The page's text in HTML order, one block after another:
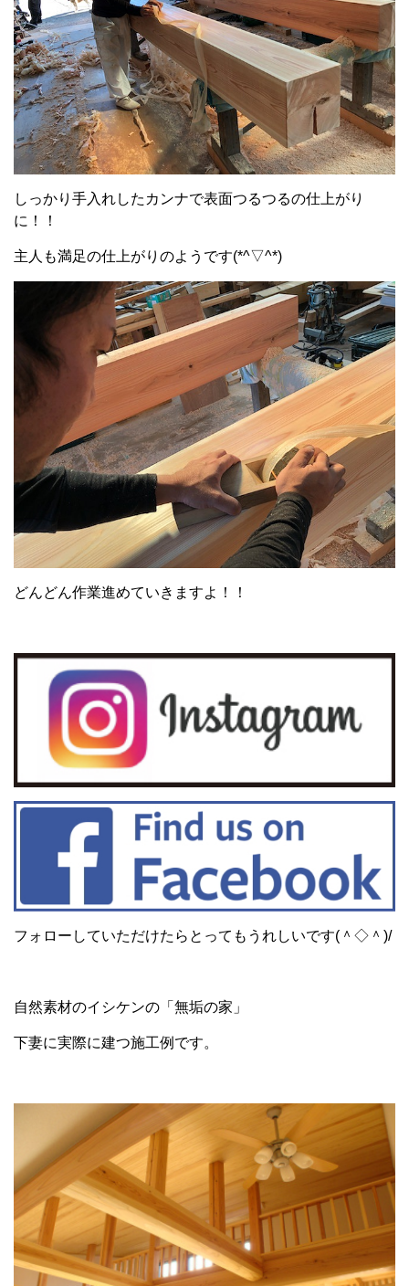
しっかり手入れしたカンナで表面つるつるの仕上がり
に！！
主人も満足の仕上がりのようです(*^▽^*)
どんどん作業進めていきますよ！！
フォローしていただけたらとってもうれしいです(＾◇＾)/
自然素材のイシケンの「無垢の家」
下妻に実際に建つ施工例です。